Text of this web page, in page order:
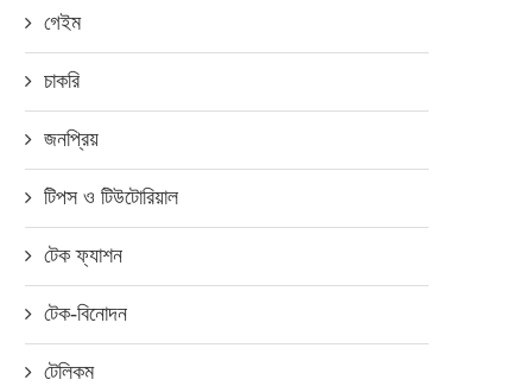
গেইম
চাকরি
জনপ্রিয়
টিপস ও টিউটোরিয়াল
টেক ফ্যাশন
টেক-বিনোদন
টেলিকম